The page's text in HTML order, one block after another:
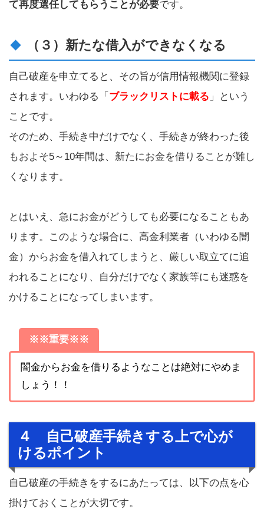
て再度選任してもらうことが必要です。
（３）新たな借入ができなくなる
自己破産を申立てると、その旨が信用情報機関に登録
されます。いわゆる「 ブラックリストに載る 」という
ことです。
そのため、手続き中だけでなく、手続きが終わった後
もおよそ5～10年間は、新たにお金を借りることが難し
くなります。
とはいえ、急にお金がどうしても必要になることもあ
ります。このような場合に、高金利業者（いわゆる闇
金）からお金を借入れてしまうと、厳しい取立てに追
われることになり、自分だけでなく家族等にも迷惑を
かけることになってしまいます。
※※重要※※
闇金からお金を借りるようなことは絶対にやめま
しょう！！
４ 自己破産手続きする上で心が
けるポイント
自己破産の手続きをするにあたっては、以下の点を心
掛けておくことが大切です。